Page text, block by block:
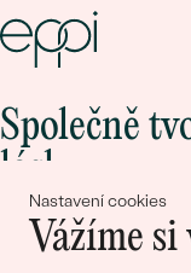
Nastavení cookies
Vážíme
Společně
lásky
Připojte se k nám!